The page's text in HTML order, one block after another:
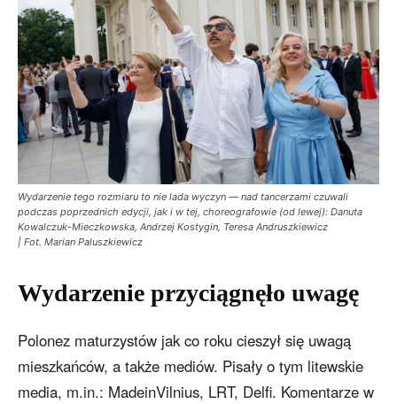
Wydarzenie tego rozmiaru to nie lada wyczyn — nad tancerzami czuwali
podczas poprzednich edycji, jak i w tej, choreografowie (od lewej): Danuta
Kowalczuk-Mieczkowska, Andrzej Kostygin, Teresa Andruszkiewicz
| Fot. Marian Paluszkiewicz
Wydarzenie przyciągnęło uwagę
Polonez maturzystów jak co roku cieszył się uwagą
mieszkańców, a także mediów. Pisały o tym litewskie
media, m.in.: MadeinVilnius, LRT, Delfi. Komentarze w